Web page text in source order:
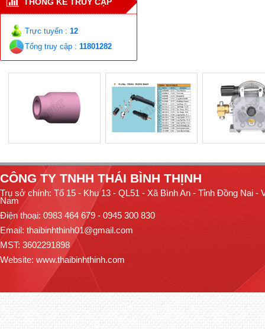
THỐNG KÊ TRUY CẬP
Trực tuyến :12
Tổng truy cập :11801282
CÔNG TY TNHH THÁI BÌNH THỊNH
Trụ sở chính: Tổ 15 - Khu 13 - QL51 - Xã Bình An - Tỉnh Đồng Nai -
Nam
Điện thoại: 0983 464 679 - 0945 300 830
Email: thaibinhthinh01@gmail.com
MST: 3602291898
Website: www.thaibinhthinh.com